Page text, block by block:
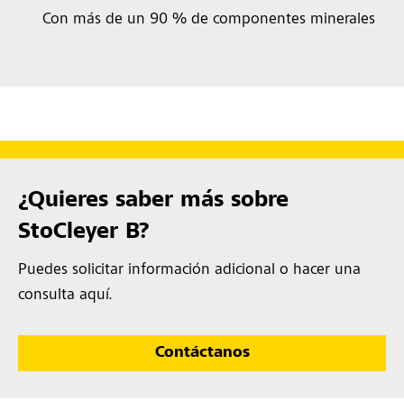
Con más de un 90 % de componentes minerales
¿Quieres saber más sobre
StoCleyer B?
Puedes solicitar información adicional o hacer una
consulta aquí.
Contáctanos